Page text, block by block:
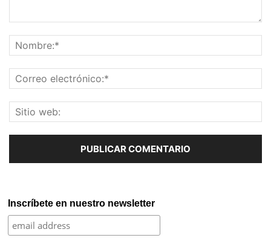
Inscríbete en nuestro newsletter